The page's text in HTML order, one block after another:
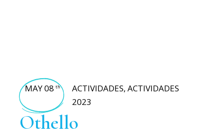
MAY 08 th ACTIVIDADES,ACTIVIDADES
2023
Othello